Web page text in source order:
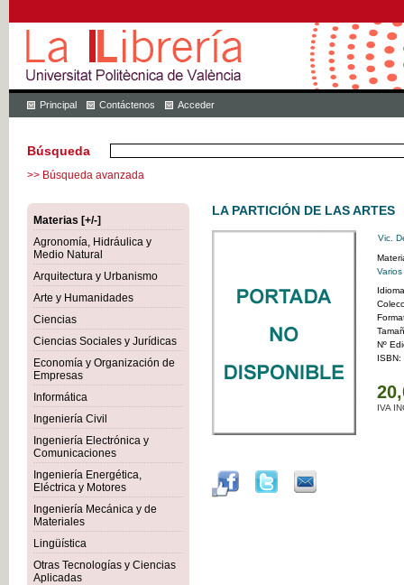
Principal Contáctenos Acceder
Búsqueda
>> Búsqueda avanzada
Materias [+/-]
Agronomía, Hidráulica y
Medio Natural
Arquitectura y Urbanismo
Arte y Humanidades
Ciencias
Ciencias Sociales y Jurídicas
Economía y Organización de
Empresas
Informática
Ingeniería Civil
Ingeniería Electrónica y
Comunicaciones
Ingeniería Energética,
Eléctrica y Motores
Ingeniería Mecánica y de
Materiales
Lingüística
Otras Tecnologías y Ciencias
Aplicadas
LA PARTICIÓN DE LAS ARTES
Vic.
Varios
Nº
ISBN:
IVA